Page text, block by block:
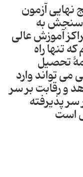
نهایی آزمون
سنجش به
آموزش عالی
تنها راه
تحصیل
می تواند وارد
و رقابت بر سر
سر پذیرفته
است